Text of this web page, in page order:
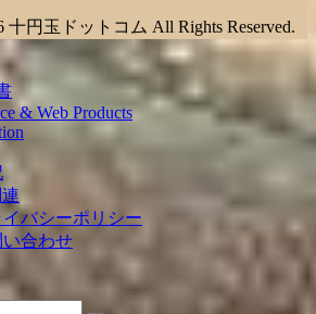
十円玉ドットコム All Rights Reserved.
& Web Products
イバシーポリシー
い合わせ